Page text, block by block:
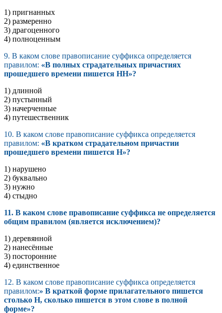
1) пригнанных
2) размеренно
3) драгоценного
4) полноценным
9. В каком слове правописание суффикса определяется
правилом: «В полных страдательных причастиях
прошедшего времени пишется НН»?
1) длинной
2) пустынный
3) начерченные
4) путешественник
10. В каком слове правописание суффикса определяется
правилом: «В кратком страдательном причастии
прошедшего времени пишется Н»?
1) нарушено
2) буквально
3) нужно
4) стыдно
11. В каком слове правописание суффикса не определяется
общим правилом (является исключением)?
1) деревянной
2) нанесённые
3) посторонние
4) единственное
12. В каком слове правописание суффикса определяется
правилом:» В краткой форме прилагательного пишется
столько Н, сколько пишется в этом слове в полной
форме»?